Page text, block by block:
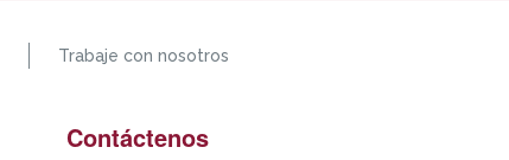
Trabaje con nosotros
Contáctenos